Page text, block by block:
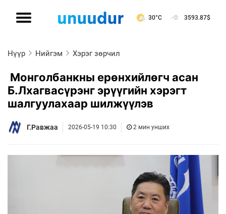
30°C 3593.87$
Нүүр Нийгэм Хэрэг зөрчил
Монголбанкны ерөнхийлөгч асан
Б.Лхагвасүрэнг эрүүгийн хэрэгт
шалгуулахаар шилжүүлэв
Г.Равжаа 2026-05-19 10:30 2 мин унших